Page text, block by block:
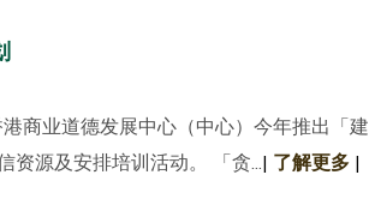
商业道德发展中心（中心）今年推出「建
资源及安排培训活动。 「贪...| 了解更多 |